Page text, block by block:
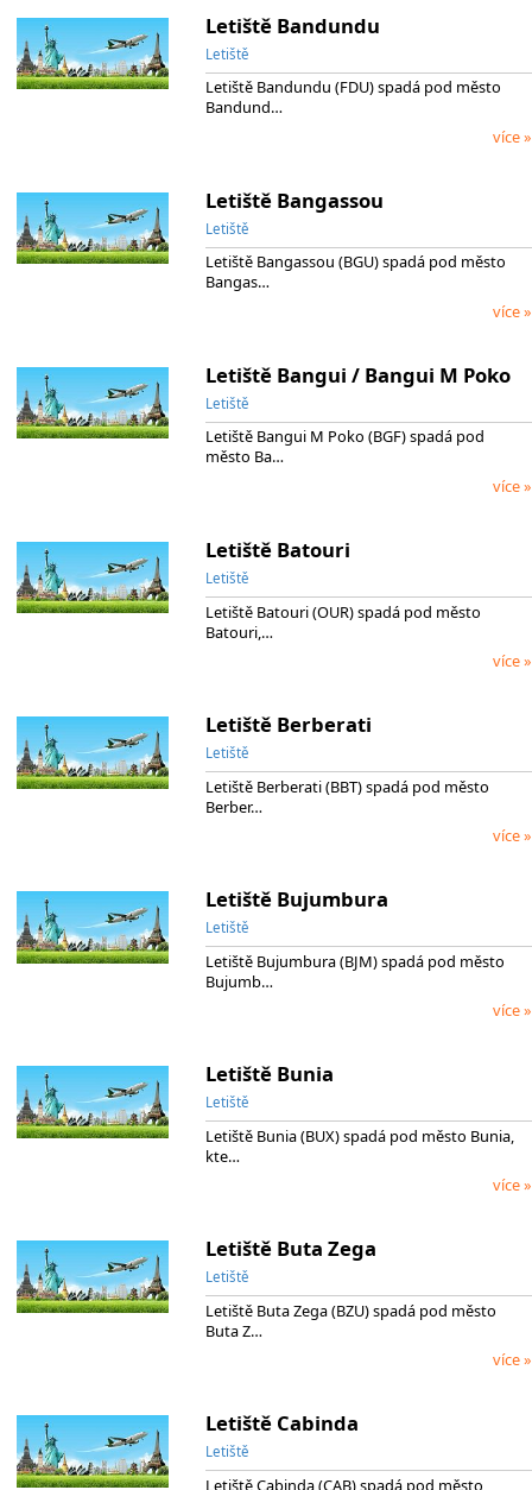
Letiště Bandundu
Letiště
Letiště Bandundu (FDU) spadá pod město
Bandund…
více »
Letiště Bangassou
Letiště
Letiště Bangassou (BGU) spadá pod město
Bangas…
více »
Letiště Bangui / Bangui M Poko
Letiště
Letiště Bangui M Poko (BGF) spadá pod
město Ba…
více »
Letiště Batouri
Letiště
Letiště Batouri (OUR) spadá pod město
Batouri,…
více »
Letiště Berberati
Letiště
Letiště Berberati (BBT) spadá pod město
Berber…
více »
Letiště Bujumbura
Letiště
Letiště Bujumbura (BJM) spadá pod město
Bujumb…
více »
Letiště Bunia
Letiště
Letiště Bunia (BUX) spadá pod město Bunia,
kte…
více »
Letiště Buta Zega
Letiště
Letiště Buta Zega (BZU) spadá pod město
Buta Z…
více »
Letiště Cabinda
Letiště
Letiště Cabinda (CAB) spadá pod město